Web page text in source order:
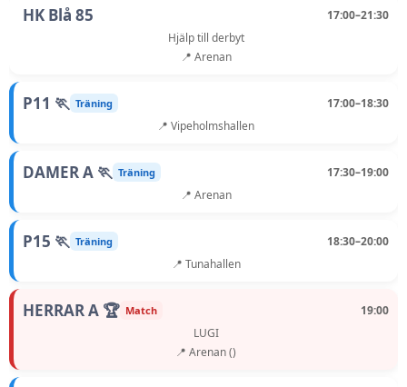
HK Blå 85
17:00–21:30
Hjälp till derbyt
📍 Arenan
P11 🏃 Träning
17:00–18:30
📍 Vipeholmshallen
DAMER A 🏃 Träning
17:30–19:00
📍 Arenan
P15 🏃 Träning
18:30–20:00
📍 Tunahallen
HERRAR A 🏆 Match
19:00
LUGI
📍 Arenan ()